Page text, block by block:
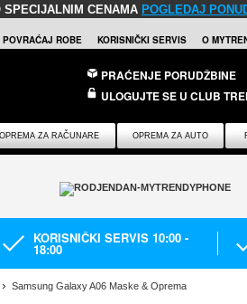
SPECIJALNIM CENAMA POGLEDAJ
POVRAĆAJ ROBE KORISNIČKI SERVIS O
PRAĆENJE PORUDŽBINE
ULOGUJTE SE U CLUB
OPREMA ZA RAČUNARE OPREMA ZA AUTO
KORISNIČKI SERVIS 10:00 -
18:00
Samsung Galaxy A06 Maske & Oprema